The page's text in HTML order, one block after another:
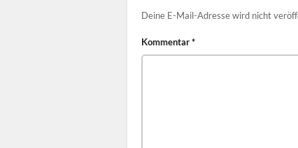
Deine E-Mail-Adresse wird nicht
Kommentar*